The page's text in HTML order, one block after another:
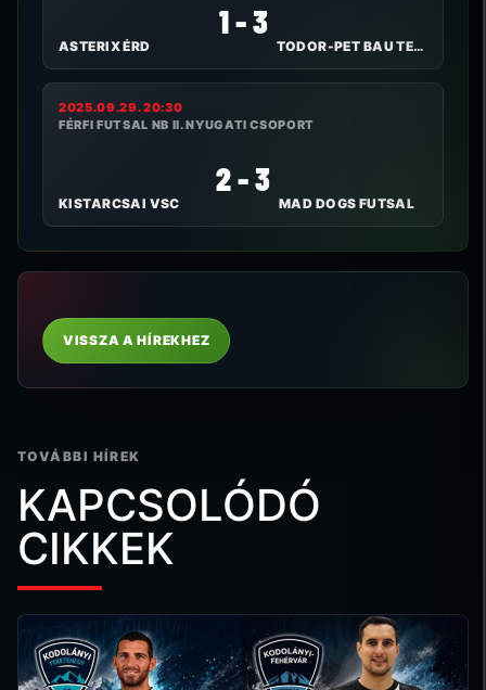
ASTERIX ÉRD
1 - 3
TODOR-PET BAU TEAM
2025.09.29. 20:30
FÉRFI FUTSAL NB II. NYUGATI CSOPORT
KISTARCSAI VSC
2 - 3
MAD DOGS FUTSAL
VISSZA A HÍREKHEZ
TOVÁBBI HÍREK
KAPCSOLÓDÓ
CIKKEK